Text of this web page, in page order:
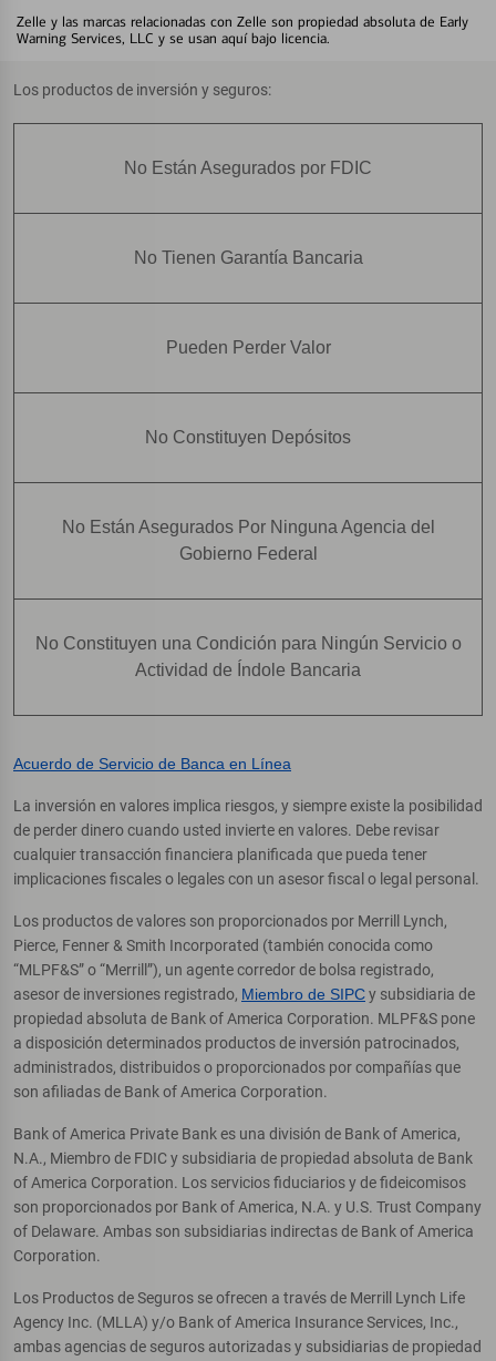
Zelle y las marcas relacionadas con Zelle son propiedad absoluta de Early
Warning Services, LLC y se usan aquí bajo licencia.
Los productos de inversión y seguros:
No Están Asegurados por FDIC
No Tienen Garantía Bancaria
Pueden Perder Valor
No Constituyen Depósitos
No Están Asegurados Por Ninguna Agencia del
Gobierno Federal
No Constituyen una Condición para Ningún Servicio o
Actividad de Índole Bancaria
Acuerdo de Servicio de Banca en Línea
La inversión en valores implica riesgos, y siempre existe la posibilidad
de perder dinero cuando usted invierte en valores. Debe revisar
cualquier transacción financiera planificada que pueda tener
implicaciones fiscales o legales con un asesor fiscal o legal personal.
Los productos de valores son proporcionados por Merrill Lynch,
Pierce, Fenner & Smith Incorporated (también conocida como
“MLPF&S” o “Merrill”), un agente corredor de bolsa registrado,
asesor de inversiones registrado, Miembro de SIPCy subsidiaria de
propiedad absoluta de Bank of America Corporation. MLPF&S pone
a disposición determinados productos de inversión patrocinados,
administrados, distribuidos o proporcionados por compañías que
son afiliadas de Bank of America Corporation.
Bank of America Private Bank es una división de Bank of America,
N.A., Miembro de FDIC y subsidiaria de propiedad absoluta de Bank
of America Corporation. Los servicios fiduciarios y de fideicomisos
son proporcionados por Bank of America, N.A. y U.S. Trust Company
of Delaware. Ambas son subsidiarias indirectas de Bank of America
Corporation.
Los Productos de Seguros se ofrecen a través de Merrill Lynch Life
Agency Inc. (MLLA) y/o Bank of America Insurance Services, Inc.,
ambas agencias de seguros autorizadas y subsidiarias de propiedad